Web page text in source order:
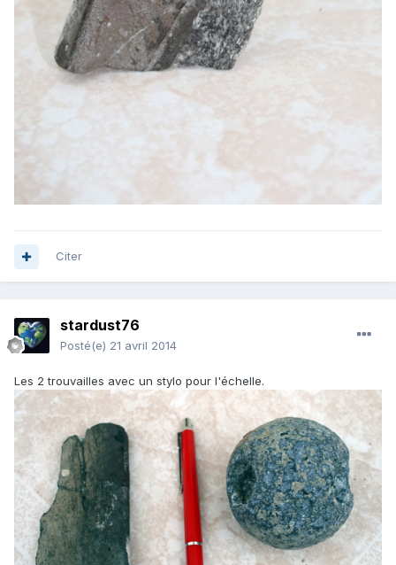
Citer
stardust76
Posté(e) 21 avril 2014
Les 2 trouvailles avec un stylo pour l'échelle.